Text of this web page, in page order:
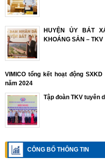
HUYỆN ỦY BÁT
KHOÁNG SẢN – TKV
VIMICO tổng kết hoạt động
năm 2024
Tập đoàn TKV tuyên
CÔNG BỐ THÔNG TIN